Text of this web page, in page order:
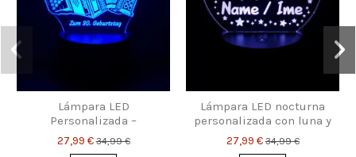
Lámpara LED
Personalizada –
Acordeón con tu nombre
y texto
27,99 €34,99 €
Lámpara LED nocturna
personalizada con luna y
estrellas – con nombre
para niños
27,99 €34,99 €